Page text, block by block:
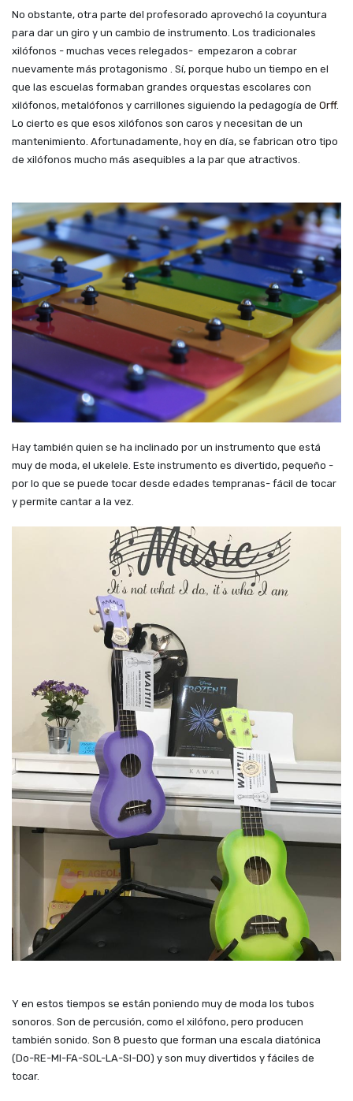
No obstante, otra parte del profesorado aprovechó la coyuntura
para dar un giro y un cambio de instrumento. Los tradicionales
xilófonos - muchas veces relegados- empezaron a cobrar
nuevamente más protagonismo . Sí, porque hubo un tiempo en el
que las escuelas formaban grandes orquestas escolares con
xilófonos, metalófonos y carrillones siguiendo la pedagogía de Orff.
Lo cierto es que esos xilófonos son caros y necesitan de un
mantenimiento. Afortunadamente, hoy en día, se fabrican otro tipo
de xilófonos mucho más asequibles a la par que atractivos.
Hay también quien se ha inclinado por un instrumento que está
muy de moda, el ukelele. Este instrumento es divertido, pequeño -
por lo que se puede tocar desde edades tempranas- fácil de tocar
y permite cantar a la vez.
Y en estos tiempos se están poniendo muy de moda los tubos
sonoros. Son de percusión, como el xilófono, pero producen
también sonido. Son 8 puesto que forman una escala diatónica
(Do-RE-MI-FA-SOL-LA-SI-DO) y son muy divertidos y fáciles de
tocar.